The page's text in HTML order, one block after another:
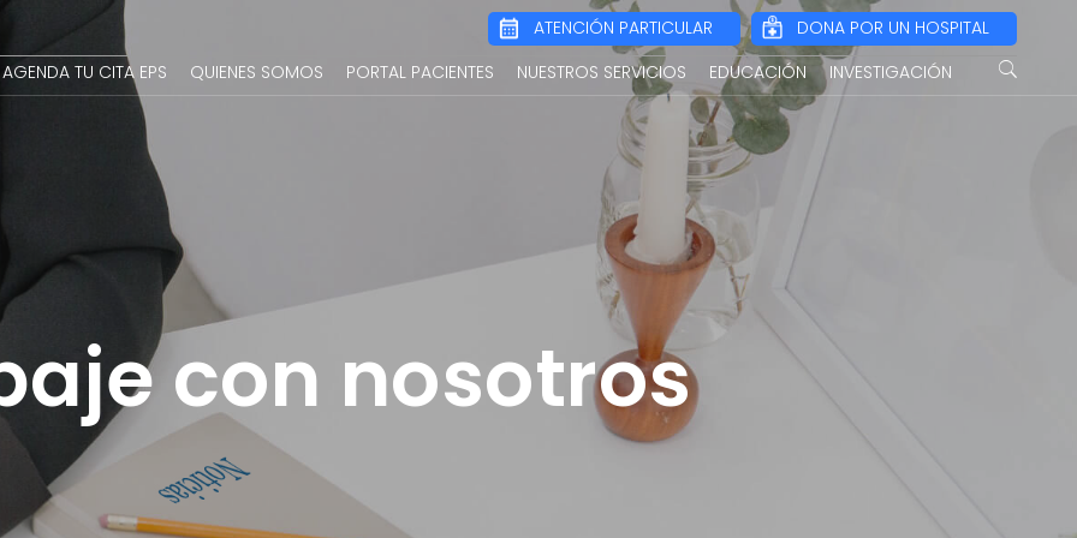
navigation
ATENCIÓN PARTICULAR
DONA POR UN HOSPITAL
AGENDA TU CITA EPS
QUIENES SOMOS PORTAL PACIENTES NUESTROS SERVICIOS EDUCACIÓN INVESTIGACIÓN
con nosotros